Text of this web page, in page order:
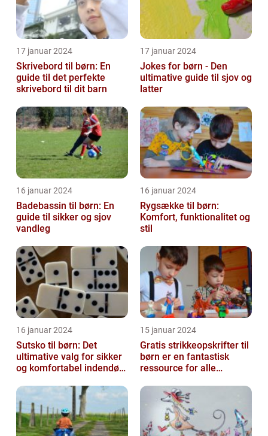
17 januar 2024
Skrivebord til børn: En
guide til det perfekte
skrivebord til dit barn
17 januar 2024
Jokes for børn - Den
ultimative guide til sjov og
latter
16 januar 2024
Badebassin til børn: En
guide til sikker og sjov
vandleg
16 januar 2024
Rygsække til børn:
Komfort, funktionalitet og
stil
16 januar 2024
Sutsko til børn: Det
ultimative valg for sikker
og komfortabel indendørs
15 januar 2024
Gratis strikkeopskrifter til
børn er en fantastisk
ressource for alle
ønsker...